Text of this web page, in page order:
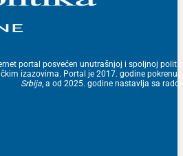
portal posvećen unutrašnjoj i spoljnoj
izazovima. Portal je 2017. godine
Srbija, a od 2025. godine nastavlja sa